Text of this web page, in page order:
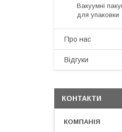
Вакуумні
для упаковки
Про нас
Відгуки
КОНТАКТИ